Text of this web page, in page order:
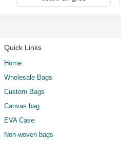
Quick Links
Home
Wholesale Bags
Custom Bags
Canvas bag
EVA Case
Non-woven bags